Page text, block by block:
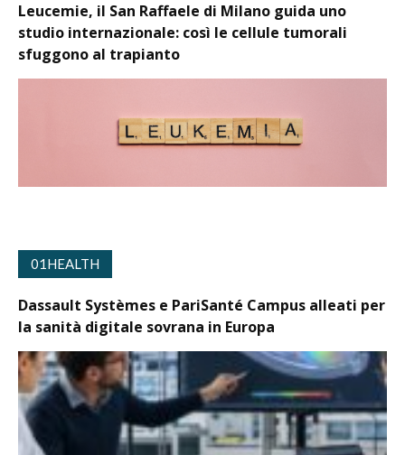
Leucemie, il San Raffaele di Milano guida uno
studio internazionale: così le cellule tumorali
sfuggono al trapianto
01HEALTH
Dassault Systèmes e PariSanté Campus alleati per
la sanità digitale sovrana in Europa